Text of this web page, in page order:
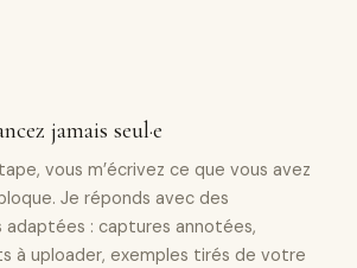
jamais seul·e
vous m’écrivez ce que vous avez
Je réponds avec des
adaptées : captures annotées,
à uploader, exemples tirés de votre